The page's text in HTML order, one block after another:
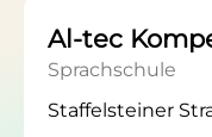
Al-tec
Sprachschule
Staffelsteiner